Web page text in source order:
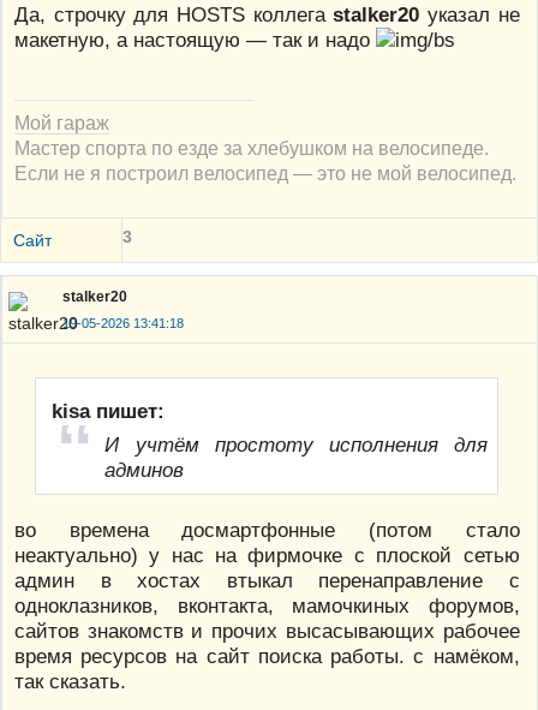
Да, строчку для HOSTS коллегаstalker20 указал не
макетную, а настоящую — так и надо
Мой гараж
Мастер спорта по езде за хлебушком на велосипеде.
Если не я построил велосипед — это не мой велосипед.
Сайт 3
stalker20
19-05-2026 13:41:18
kisa пишет:
И учтём простоту исполнения для
админов
во времена досмартфонные (потом стало
неактуально) у нас на фирмочке с плоской сетью
админ в хостах втыкал перенаправление с
одноклазников, вконтакта, мамочкиных форумов,
сайтов знакомств и прочих высасывающих рабочее
время ресурсов на сайт поиска работы. с намёком,
так сказать.